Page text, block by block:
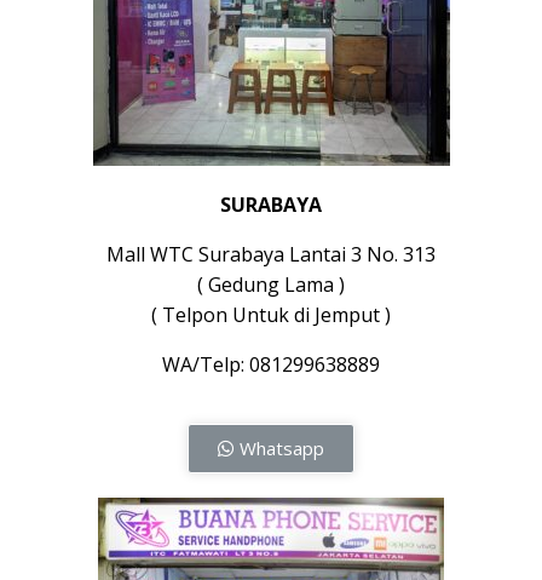
SURABAYA
Mall WTC Surabaya Lantai 3 No. 313
( Gedung Lama )
( Telpon Untuk di Jemput )
WA/Telp: 081299638889
Whatsapp